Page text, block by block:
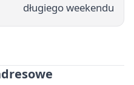
długiego weekendu